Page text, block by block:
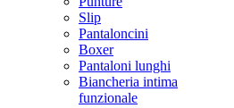
Slip
Pantaloncini
Boxer
Pantaloni lunghi
Biancheria intima
funzionale